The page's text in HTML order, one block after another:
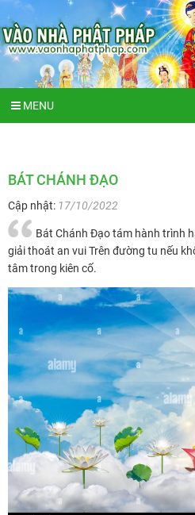
MENU
BÁT CHÁNH ĐẠO
Cập nhật: 17/10/2022
Bát Chánh Đạo tám hành trình
giải thoát an vui Trên đường tu nếu
tâm trong kiên cố.